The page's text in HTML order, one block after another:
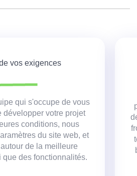
vos exigences
qui s'occupe de vous
développer votre projet
conditions, nous
du site web, et
de la meilleure
que des fonctionnalités.